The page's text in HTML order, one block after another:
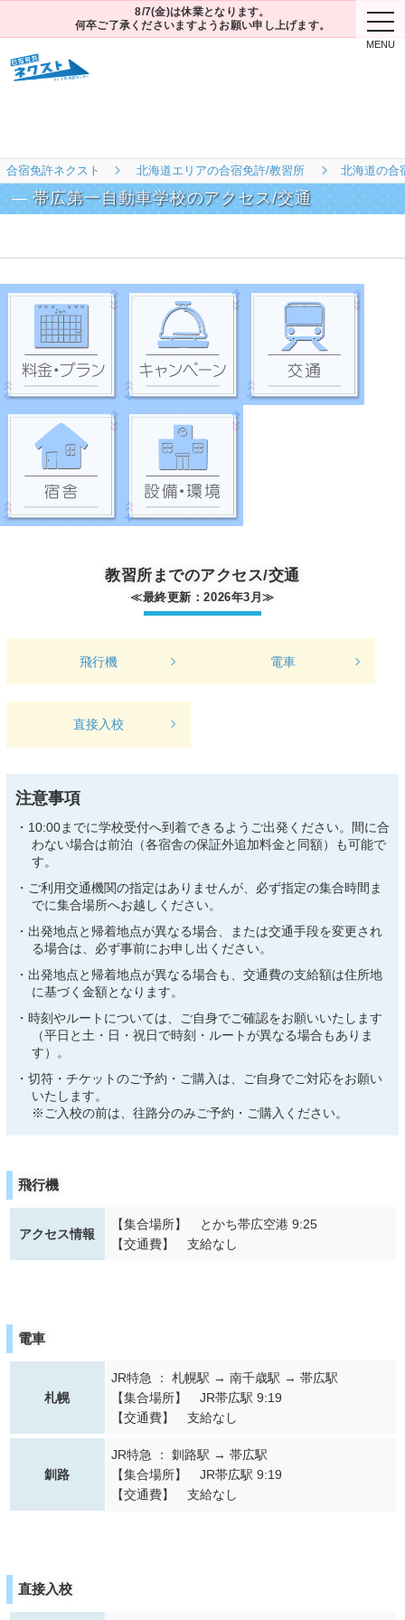
8/7(金)は休業となります。
何卒ご了承くださいますようお願い申し上げます。
合宿免許ネクスト 北海道エリアの合宿免許/教習所 北海道の合
帯広第一自動車学校のアクセス/交通
教習所までのアクセス/交通
≪最終更新：2026年3月≫
飛行機 電車
直接入校
注意事項
10:00までに学校受付へ到着できるようご出発ください。間に合
わない場合は前泊（各宿舎の保証外追加料金と同額）も可能で
す。
ご利用交通機関の指定はありませんが、必ず指定の集合時間ま
でに集合場所へお越しください。
出発地点と帰着地点が異なる場合、または交通手段を変更され
る場合は、必ず事前にお申し出ください。
出発地点と帰着地点が異なる場合も、交通費の支給額は住所地
に基づく金額となります。
時刻やルートについては、ご自身でご確認をお願いいたします
（平日と土・日・祝日で時刻・ルートが異なる場合もありま
す）。
切符・チケットのご予約・ご購入は、ご自身でご対応をお願い
いたします。
※ご入校の前は、往路分のみご予約・ご購入ください。
飛行機
アクセス情報
【集合場所】 とかち帯広空港 9:25
【交通費】 支給なし
電車
札幌
JR特急 ： 札幌駅 → 南千歳駅 → 帯広駅
【集合場所】 JR帯広駅 9:19
【交通費】 支給なし
釧路
JR特急 ： 釧路駅 → 帯広駅
【集合場所】 JR帯広駅 9:19
【交通費】 支給なし
直接入校